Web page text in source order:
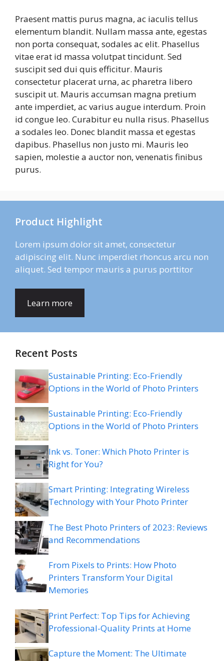
Praesent mattis purus magna, ac iaculis tellus
elementum blandit. Nullam massa ante, egestas
non porta consequat, sodales ac elit. Phasellus
vitae erat id massa volutpat tincidunt. Sed
suscipit sed dui quis efficitur. Mauris
consectetur placerat urna, ac pharetra libero
suscipit ut. Mauris accumsan magna pretium
ante imperdiet, ac varius augue interdum. Proin
id congue leo. Curabitur eu nulla risus. Phasellus
a sodales leo. Donec blandit massa et egestas
dapibus. Phasellus non justo mi. Mauris leo
sapien, molestie a auctor non, venenatis finibus
purus.
Product Highlight
Lorem ipsum dolor sit amet, consectetur
adipiscing elit. Nunc imperdiet rhoncus arcu non
aliquet. Sed tempor mauris a purus porttitor
Learn more
Recent Posts
Sustainable Printing: Eco-Friendly
Options in the World of Photo Printers
Sustainable Printing: Eco-Friendly
Options in the World of Photo Printers
Ink vs. Toner: Which Photo Printer is
Right for You?
Smart Printing: Integrating Wireless
Technology with Your Photo Printer
The Best Photo Printers of 2023: Reviews
and Recommendations
From Pixels to Prints: How Photo
Printers Transform Your Digital
Memories
Print Perfect: Top Tips for Achieving
Professional-Quality Prints at Home
Capture the Moment: The Ultimate